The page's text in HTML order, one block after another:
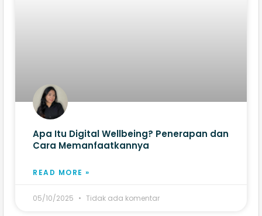
Apa Itu Digital Wellbeing? Penerapan dan
Cara Memanfaatkannya
READ MORE »
05/10/2025 Tidak ada komentar